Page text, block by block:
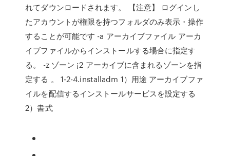
れてダウンロードされます。 【注意】 ログインし
たアカウントが権限を持つフォルダのみ表示・操作
することが可能です -a アーカイブファイル アーカ
イブファイルからインストールする場合に指定す
る。 -z ゾーン ¡2 アーカイブに含まれるゾーンを指
定する 。 1-2-4.installadm 1）用途 アーカイブファ
イルを配信するインストールサービスを設定する
2）書式